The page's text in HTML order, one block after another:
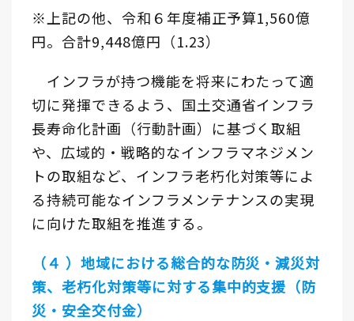
※上記の他、令和６年度補正予算1,560億
円。合計9,448億円（1.23）
インフラが持つ機能を将来にわたって適
切に発揮できるよう、国土交通省インフラ
長寿命化計画（行動計画）に基づく取組
や、広域的・戦略的なインフラマネジメン
トの取組など、インフラ老朽化対策等によ
る持続可能なインフラメンテナンスの実現
に向けた取組を推進する。
（４ ）地域における総合的な防災・減災対
策、老朽化対策等に対する集中的支援（防
災・安全交付金）